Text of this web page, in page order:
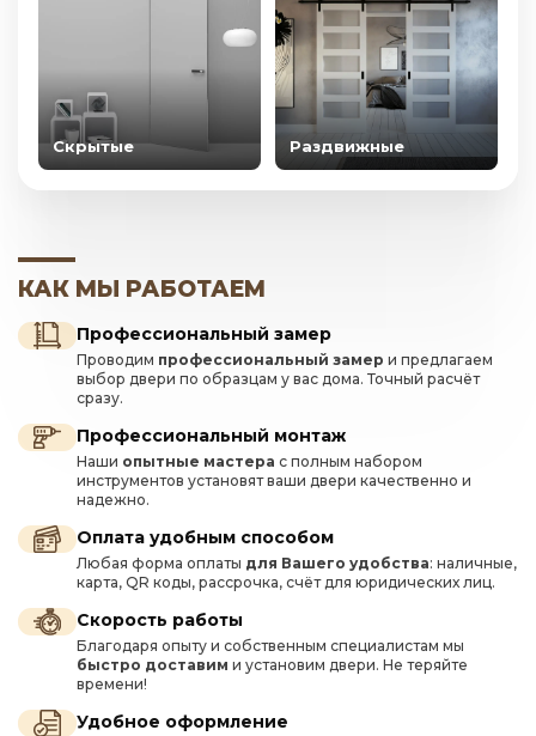
Скрытые Раздвижные
КАК МЫ РАБОТАЕМ
Профессиональный замер
Проводим профессиональный замер и предлагаем
выбор двери по образцам у вас дома. Точный расчёт
сразу.
Профессиональный монтаж
Наши опытные мастера с полным набором
инструментов установят ваши двери качественно и
надежно.
Оплата удобным способом
Любая форма оплаты для Вашего удобства: наличные,
карта, QR коды, рассрочка, счёт для юридических лиц.
Скорость работы
Благодаря опыту и собственным специалистам мы
быстро доставим и установим двери. Не теряйте
времени!
Удобное оформление